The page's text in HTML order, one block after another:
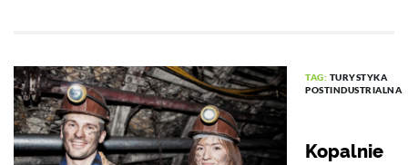
TAG: TURYSTYKA
POSTINDUSTRIALNA
Kopalnie